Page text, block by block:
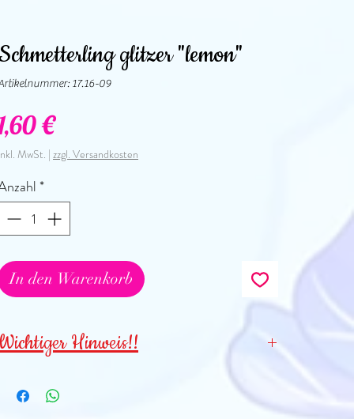
glitzer "lemon"
17.16-09
€Preis
MwSt. | zzgl. Versandkosten
*
In den Warenkorb
Hinweis!!
Kinder
3 Jahren NICHT geeignet